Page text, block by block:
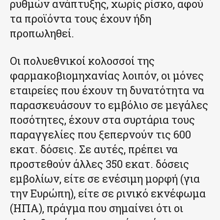
ρυθμών ανάπτυξης, χωρίς ρίσκο, αφού
τα προϊόντα τους έχουν ήδη
προπωληθεί.
Οι πολυεθνικοί κολοσσοί της
φαρμακοβιομηχανίας λοιπόν, οι μόνες
εταιρείες που έχουν τη δυνατότητα να
παρασκευάσουν το εμβόλιο σε μεγάλες
ποσότητες, έχουν στα συρτάρια τους
παραγγελίες που ξεπερνούν τις 600
εκατ. δόσεις. Σε αυτές, πρέπει να
προστεθούν άλλες 350 εκατ. δόσεις
εμβολίων, είτε σε ενέσιμη μορφή (για
την Ευρώπη), είτε σε ρινικό εκνέφωμα
(ΗΠΑ), πράγμα που σημαίνει ότι οι